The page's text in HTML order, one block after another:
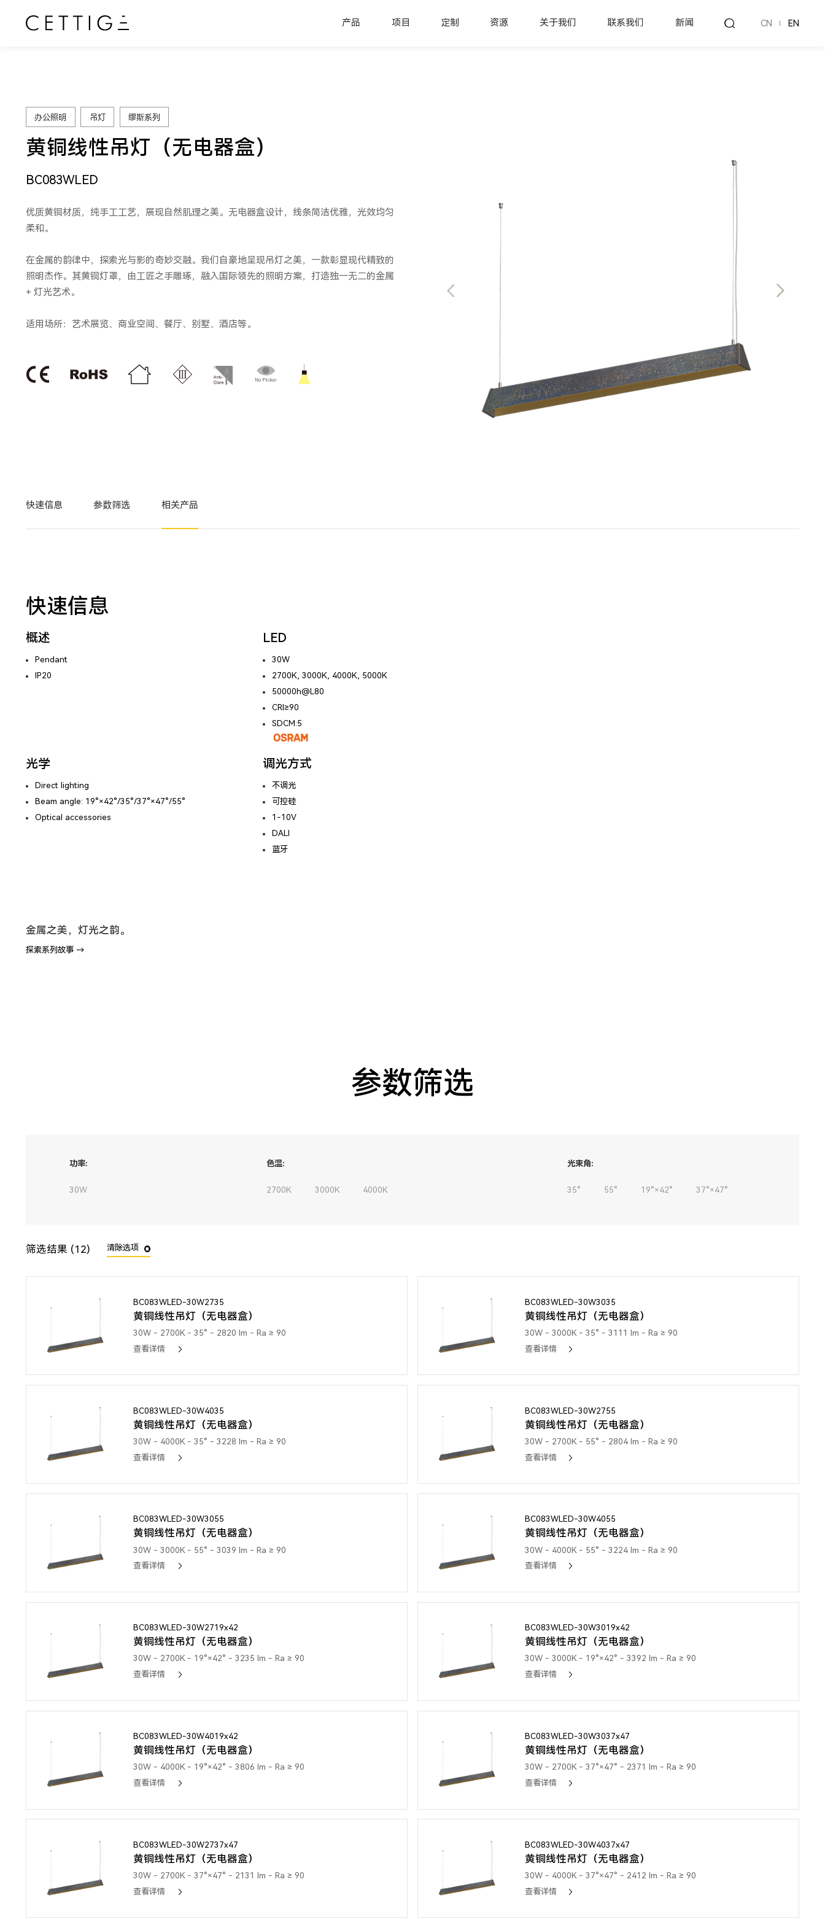
产品 项目 定制 资源 关于我们 联系我们 新闻 CN EN
办公照明 吊灯 缪斯系列
黄铜线性吊灯（无电器盒）
BC083WLED
优质黄铜材质，纯手工工艺，展现自然肌理之美。无电器盒设计，线条简洁优雅，光效均匀
柔和。
在金属的韵律中，探索光与影的奇妙交融。我们自豪地呈现吊灯之美，一款彰显现代精致的
照明杰作。其黄铜灯罩，由工匠之手雕琢，融入国际领先的照明方案，打造独一无二的金属
+ 灯光艺术。
适用场所：艺术展览、商业空间、餐厅、别墅、酒店等。
快速信息 参数筛选 相关产品
快速信息
概述
Pendant
IP20
LED
30W
2700K, 3000K, 4000K, 5000K
50000h@L80
CRI≥90
SDCM:5
光学
Direct lighting
Beam angle: 19°×42°/35°/37°×47°/55°
Optical accessories
调光方式
不调光
可控硅
1-10V
DALI
蓝牙
金属之美，灯光之韵。
探索系列故事 →
参数筛选
功率:
30W
色温:
2700K 3000K 4000K
光束角:
35° 55° 19°×42° 37°×47°
筛选结果 (12) 清除选项
BC083WLED-30W2735
黄铜线性吊灯（无电器盒）
30W - 2700K - 35° - 2820 lm - Ra ≥ 90
查看详情
BC083WLED-30W3035
黄铜线性吊灯（无电器盒）
30W - 3000K - 35° - 3111 lm - Ra ≥ 90
查看详情
BC083WLED-30W4035
黄铜线性吊灯（无电器盒）
30W - 4000K - 35° - 3228 lm - Ra ≥ 90
查看详情
BC083WLED-30W2755
黄铜线性吊灯（无电器盒）
30W - 2700K - 55° - 2804 lm - Ra ≥ 90
查看详情
BC083WLED-30W3055
黄铜线性吊灯（无电器盒）
30W - 3000K - 55° - 3039 lm - Ra ≥ 90
查看详情
BC083WLED-30W4055
黄铜线性吊灯（无电器盒）
30W - 4000K - 55° - 3224 lm - Ra ≥ 90
查看详情
BC083WLED-30W2719x42
黄铜线性吊灯（无电器盒）
30W - 2700K - 19°×42° - 3235 lm - Ra ≥ 90
查看详情
BC083WLED-30W3019x42
黄铜线性吊灯（无电器盒）
30W - 3000K - 19°×42° - 3392 lm - Ra ≥ 90
查看详情
BC083WLED-30W4019x42
黄铜线性吊灯（无电器盒）
30W - 4000K - 19°×42° - 3806 lm - Ra ≥ 90
查看详情
BC083WLED-30W3037x47
黄铜线性吊灯（无电器盒）
30W - 2700K - 37°×47° - 2371 lm - Ra ≥ 90
查看详情
BC083WLED-30W2737x47
黄铜线性吊灯（无电器盒）
30W - 2700K - 37°×47° - 2131 lm - Ra ≥ 90
查看详情
BC083WLED-30W4037x47
黄铜线性吊灯（无电器盒）
30W - 4000K - 37°×47° - 2412 lm - Ra ≥ 90
查看详情